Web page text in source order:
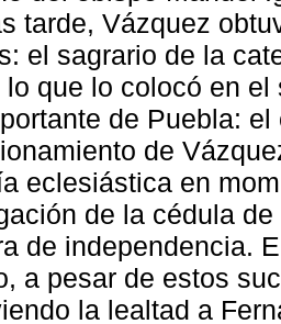
tarde, Vázquez
el sagrario de la
lo que lo colocó en
de Puebla:
de
eclesiástica en
de la cédula
de independencia.
a pesar de estos
la lealtad a